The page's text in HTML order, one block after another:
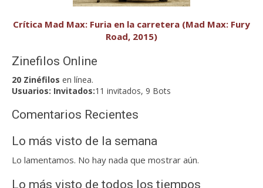
Crítica Mad Max: Furia en la carretera (Mad Max: Fury
Road, 2015)
Zinefilos Online
20 Zinéfilos en línea.
Usuarios: Invitados:11 invitados, 9 Bots
Comentarios Recientes
Lo más visto de la semana
Lo lamentamos. No hay nada que mostrar aún.
Lo más visto de todos los tiempos